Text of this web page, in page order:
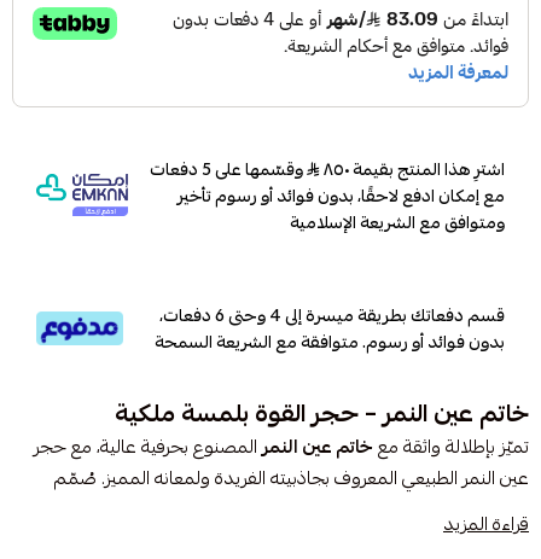
اشترِ هذا المنتج بقيمة ٨٥٠
وقسّمها على 5 دفعات
مع إمكان ادفع لاحقًا، بدون فوائد أو رسوم تأخير
ومتوافق مع الشريعة الإسلامية
قسم دفعاتك بطريقة ميسرة إلى 4 وحتى 6 دفعات،
بدون فوائد أو رسوم. متوافقة مع الشريعة السمحة
خاتم عين النمر – حجر القوة بلمسة ملكية
تميّز بإطلالة واثقة معخاتم عين النمرالمصنوع بحرفية عالية، مع حجر
عين النمر الطبيعي المعروف بجاذبيته الفريدة ولمعانه المميز. صُمّم
الخاتم بدقة ليكون بمقاس
لمعانه وحمايته من الخدوش.
قراءة المزيد